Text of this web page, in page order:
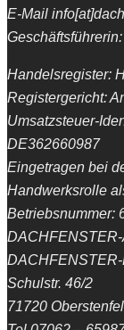
E-Mail
Handelsregister:
Registergericht:
Umsatzsteuer-
DE362660987
Eingetragen bei
Handwerksrolle
Betriebsnummer:
Schulstr. 46/2
71720